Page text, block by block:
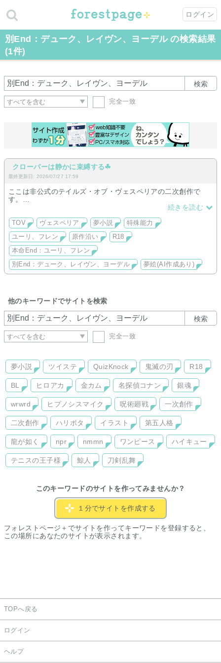
ログイン
別End：デューク、レイヴン、ヨーデル の検索結果
(1件)
検索
完全一致
クローバーは静かに束縛する☘
最終更新日: 2026/07/27 17:59
ここは非公式のテイルズ・オブ・ヴェスペリアの二次創作で
す。
*主人公とユーリとフレン、3人の歪な愛の完成形。
*18歳未満は御遠慮ください。
※挿絵にAI生成画像を使用している箇所があります。
苦手な方、許容できない方は閲覧をご遠慮ください。
続きを読む
TOV ヴェスペリア 夢小説
特殊能力
ユーリ、フレン
原作沿い
R18
本命End：ユーリ、フレン
別End：デューク、レイヴン、ヨーデル
夢絵(AI作成あり)
他のキーワードでサイトを検索
検索
完全一致
夢小説 ツイステ QuizKnock 鬼滅の刃 R18
BL ヒロアカ 金カム 名探偵コナン 銀魂
wrwrd ヒプノシスマイク 呪術廻戦 一次創作
二次創作 ハリポタ イラスト 第五人格
龍が如く npr nmmn ワンピース ハイキュー
テニスの王子様 鯨人 刀剣乱舞
このキーワードのサイトを作ってみませんか？
１分でサイトを作成する
フォレストページ＋でサイトを作ってキーワードを登録すると、
この場所にあなたのサイトが表示されます。
TOPへ戻る
ログイン
ヘルプ